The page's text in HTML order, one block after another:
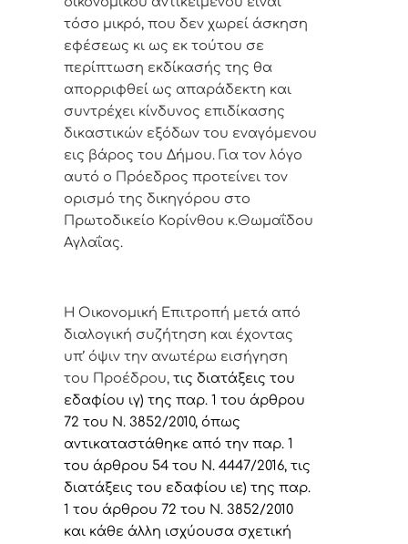
τόσο μικρό, που δεν χωρεί άσκηση
εφέσεως κι ως εκ τούτου σε
περίπτωση εκδίκασής της θα
απορριφθεί ως απαράδεκτη και
συντρέχει κίνδυνος επιδίκασης
δικαστικών εξόδων του εναγόμενου
εις βάρος του Δήμου. Για τον λόγο
αυτό ο Πρόεδρος προτείνει τον
ορισμό της δικηγόρου στο
Πρωτοδικείο Κορίνθου κ.Θωμαΐδου
Αγλαΐας.
Η Οικονομική Επιτροπή μετά από
διαλογική συζήτηση και έχοντας
υπ’ όψιν την ανωτέρω εισήγηση
του Προέδρου, τις διατάξεις του
εδαφίου ιγ) της παρ. 1 του άρθρου
72 του Ν. 3852/2010, όπως
αντικαταστάθηκε από την παρ. 1
του άρθρου 54 του Ν. 4447/2016, τις
διατάξεις του εδαφίου ιε) της παρ.
1 του άρθρου 72 του Ν. 3852/2010
και κάθε άλλη ισχύουσα σχετική